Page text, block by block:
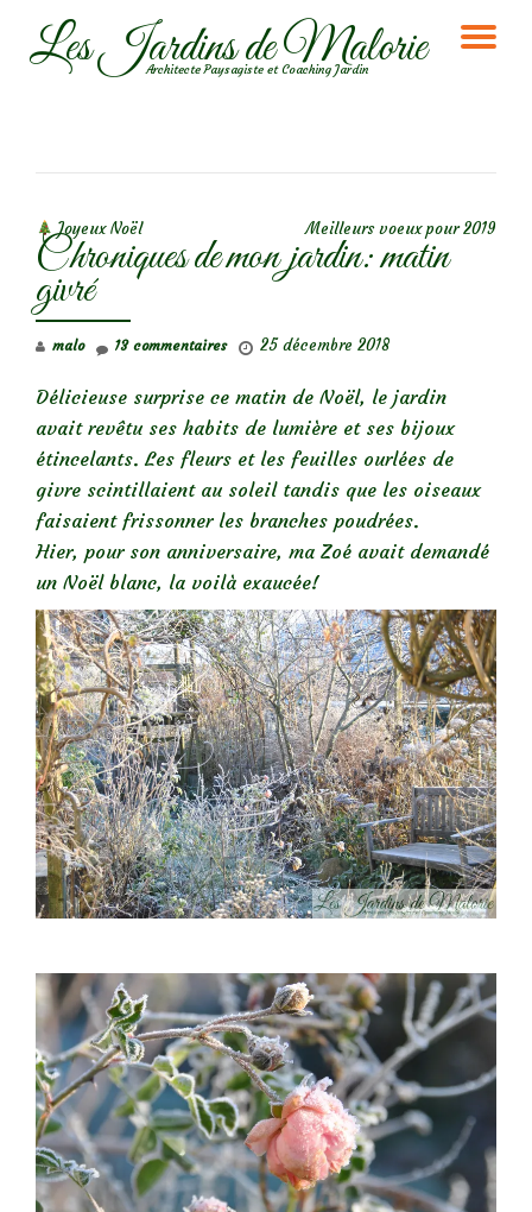
AllerLes Jardins de Malorie
Architecte Paysagiste et Coaching Jardin
Joyeux Noël Meilleurs voeux pour 2019
Chroniques de mon jardin: matin
givré
malo 25 décembre 2018
13 commentaires
Délicieuse surprise ce matin de Noël, le jardin
avait revêtu ses habits de lumière et ses bijoux
étincelants. Les fleurs et les feuilles ourlées de
givre scintillaient au soleil tandis que les oiseaux
faisaient frissonner les branches poudrées.
Hier, pour son anniversaire, ma Zoé avait demandé
un Noël blanc, la voilà exaucée!